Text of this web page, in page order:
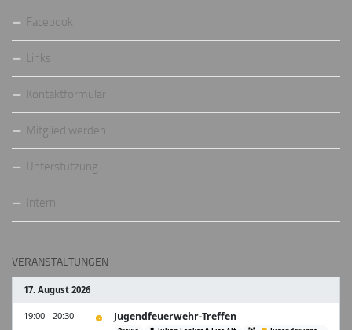
Facebook
Links
Kontaktformular
Mitglied werden
Unterstützung
Intern
VERANSTALTUNGEN